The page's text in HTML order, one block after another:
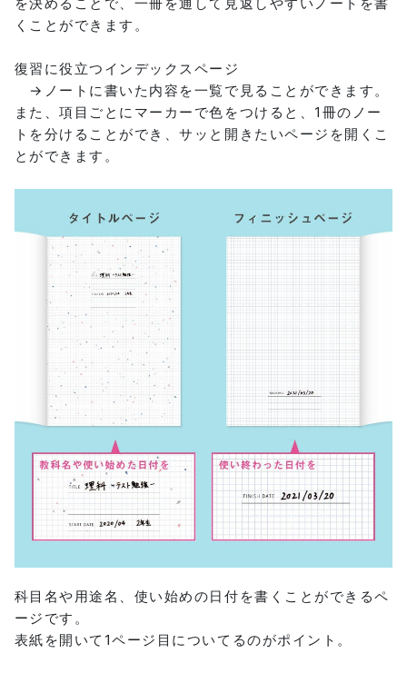
くことができます。
復習に役立つインデックスページ
→ノートに書いた内容を一覧で見ることができます。
また、項目ごとにマーカーで色をつけると、1冊のノー
トを分けることができ、サッと開きたいページを開くこ
とができます。
科目名や用途名、使い始めの日付を書くことができるペ
ージです。
表紙を開いて1ページ目についてるのがポイント。